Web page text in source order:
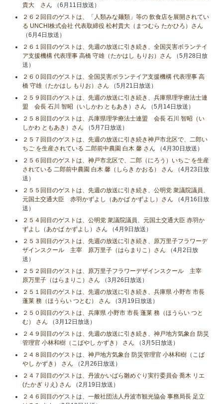
貴大 さん （6月11日放送）
２６２回目のゲストは、「人類みな麺類」等の 飲食店を展開されてい
る UNCHI株式会社 代表取締役 松村貴大（まつむら たかひろ）さん
（6月4日放送）
２６１回目のゲストは、先週の放送に引き続き、全国災害ボランテイ
ア支援機構 代表理事 高橋 守雄（たかはし もりお）さん （5月28日放
送）
２６０回目のゲストは、全国災害ボランテイア支援機構 代表理事 高
橋 守雄（たかはし もりお）さん （5月21日放送）
２５９回目のゲストは、先週の放送に引き続き、兵庫県理学療法士連
盟 会長 石川 智昭（いしかわ ともあき）さん （5月14日放送）
２５８回目のゲストは、兵庫県理学療法士連盟 会長 石川 智昭（い
しかわ ともあき）さん （5月7日放送）
２５７回目のゲストは、先週の放送に引き続き神戸市北区で、二郎い
ちご を生産されている 二郎前中農園 白木 馨 さん （4月30日放送）
２５６回目のゲストは、神戸市北区で、二郎（にろう）いちご を生産
されている 二郎前中農園 白木 馨（しらき かおる） さん （4月23日放
送）
２５５回目のゲストは、先週の放送に引き続き、公明党 衆議院議員、
元国土交通大臣 赤羽かずよし（あかば かずよし）さん （4月16日放
送）
２５４回目のゲストは、公明党 衆議院議員、元国土交通大臣 赤羽か
ずよし（あかば かずよし）さん （4月9日放送）
２５３回目のゲストは、先週の放送に引き続き、原万里子フラワーデ
ザインスクール 主宰 原万里子（はらまりこ）さん （4月2日放
送）
２５２回目のゲストは、原万里子フラワーデザインスクール 主宰
原万里子（はらまりこ）さん （3月26日放送）
２５１回目のゲストは、先週の放送に引き続き、兵庫県 小野市 市長
蓬莱 務（ほうらい つとむ） さん （3月19日放送）
２５０回目のゲストは、兵庫県 小野市 市長 蓬莱 務（ほうらい つと
む） さん （3月12日放送）
２４９回目のゲストは、先週の放送に引き続き、神戸地方気象台 防災
管理官 小林和樹（こばやし かずき） さん （3月5日放送）
２４８回目のゲストは、神戸地方気象台 防災管理官 小林和樹（こば
やし かずき） さん （2月26日放送）
２４７回目のゲストは、丹波かいばら雛めぐり実行委員会 喬木 リエ
(たかぎ りえ) さん （2月19日放送）
２４６回目のゲストは、一般社団法人丹波市観光協会 事務局長 足立